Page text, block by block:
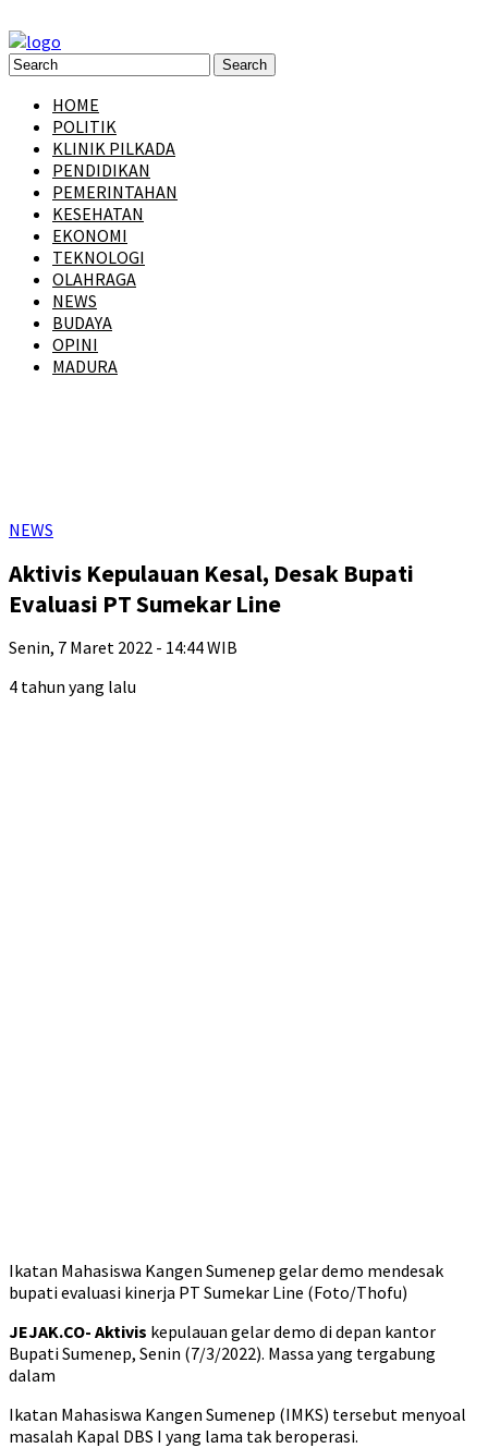
HOME
POLITIK
KLINIK PILKADA
PENDIDIKAN
PEMERINTAHAN
KESEHATAN
EKONOMI
TEKNOLOGI
OLAHRAGA
NEWS
BUDAYA
OPINI
MADURA
NEWS
Aktivis Kepulauan Kesal, Desak Bupati
Evaluasi PT Sumekar Line
Senin, 7 Maret 2022 - 14:44 WIB
4 tahun yang lalu
Ikatan Mahasiswa Kangen Sumenep gelar demo mendesak
bupati evaluasi kinerja PT Sumekar Line (Foto/Thofu)
JEJAK.CO- Aktivis kepulauan gelar demo di depan kantor
Bupati Sumenep, Senin (7/3/2022). Massa yang tergabung
dalam
Ikatan Mahasiswa Kangen Sumenep (IMKS) tersebut menyoal
masalah Kapal DBS I yang lama tak beroperasi.